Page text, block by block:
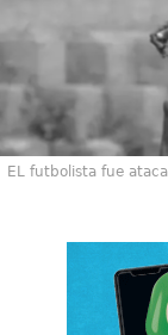
EL futbolista fue